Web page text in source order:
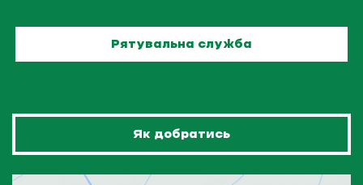
Рятувальна служба
Як добратись